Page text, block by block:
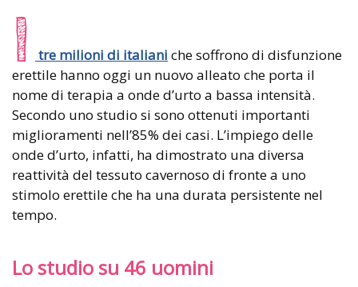
I tre milioni di italiani che soffrono di disfunzione
erettile hanno oggi un nuovo alleato che porta il
nome di terapia a onde d’urto a bassa intensità.
Secondo uno studio si sono ottenuti importanti
miglioramenti nell’85% dei casi. L’impiego delle
onde d’urto, infatti, ha dimostrato una diversa
reattività del tessuto cavernoso di fronte a uno
stimolo erettile che ha una durata persistente nel
tempo.
Lo studio su 46 uomini